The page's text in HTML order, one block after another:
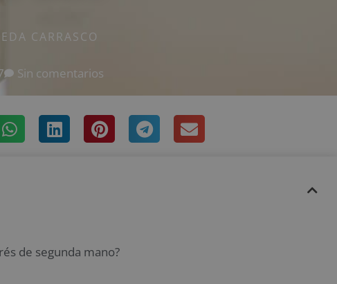
CARRASCO
Sin comentarios
de segunda mano?